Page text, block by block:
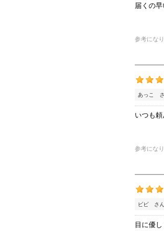
届くの
参考にな
あっこ
いつも
参考にな
ビビ さん
目に優